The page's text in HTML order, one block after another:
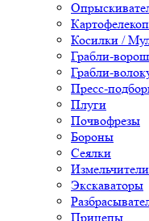
Косилки /
Грабли-
Грабли-
Пресс-
Плуги
Почвофрезы
Бороны
Сеялки
Экскаваторы
Прицепы